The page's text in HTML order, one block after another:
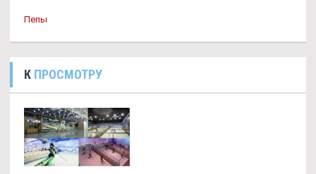
Пепы
К ПРОСМОТРУ